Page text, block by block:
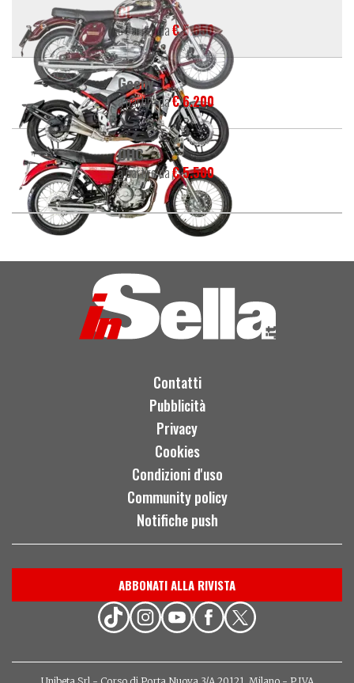
CL
a partire da€ 5.650
Geeny
a partire da€ 6.200
OHC
a partire da€ 5.500
Contatti
Pubblicità
Privacy
Cookies
Condizioni d'uso
Community policy
Notifiche push
ABBONATI ALLA RIVISTA